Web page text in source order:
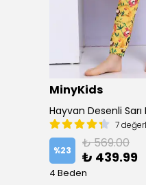
MinyKids
Hayvan Desenli Sarı
7
%23 ₺ 569.00
₺ 439.99
4 Beden